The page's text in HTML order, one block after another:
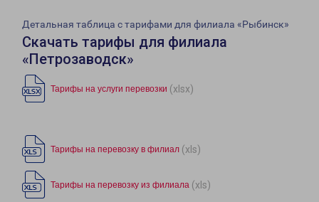
Детальная таблица с тарифами для филиала «Рыбинск»
Скачать тарифы для филиала
«Петрозаводск»
Тарифы на услуги перевозки (xlsx)
Тарифы на перевозку в филиал (xls)
Тарифы на перевозку из филиала (xls)